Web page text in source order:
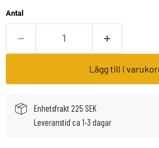
Antal
Lägg till i
Enhetsfrakt 225 SEK
Leveranstid ca 1-3 dagar